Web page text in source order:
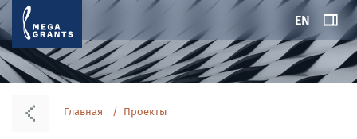
EN
Главная Проекты